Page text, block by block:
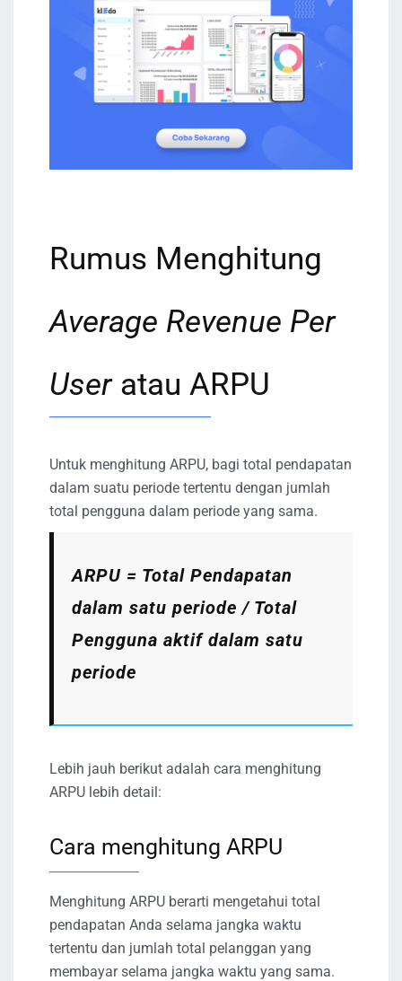
Rumus Menghitung
Average Revenue Per
Useratau ARPU
Untuk menghitung ARPU, bagi total pendapatan
dalam suatu periode tertentu dengan jumlah
total pengguna dalam periode yang sama.
ARPU = Total Pendapatan
dalam satu periode / Total
Pengguna aktif dalam satu
periode
Lebih jauh berikut adalah cara menghitung
ARPU lebih detail:
Cara menghitung ARPU
Menghitung ARPU berarti mengetahui total
pendapatan Anda selama jangka waktu
tertentu dan jumlah total pelanggan yang
membayar selama jangka waktu yang sama.